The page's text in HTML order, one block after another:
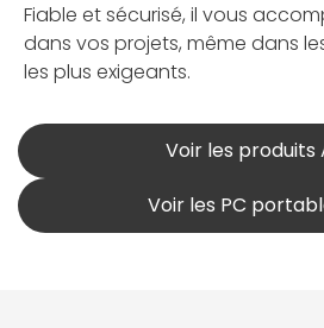
Fiable et sécurisé, il vous
dans vos projets, même dans
les plus exigeants.
Voir les produits
Voir les PC